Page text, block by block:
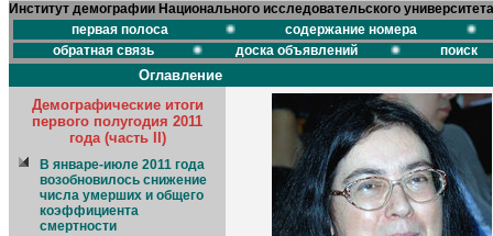
Институт демографии Национального исследовательского
первая полоса
содержание номера
обратная связь
доска объявлений поиск
Оглавление
Демографические итоги
первого полугодия 2011
года (часть II)
В январе-июле 2011 года
возобновилось снижение
числа умерших и общего
коэффициента
смертности